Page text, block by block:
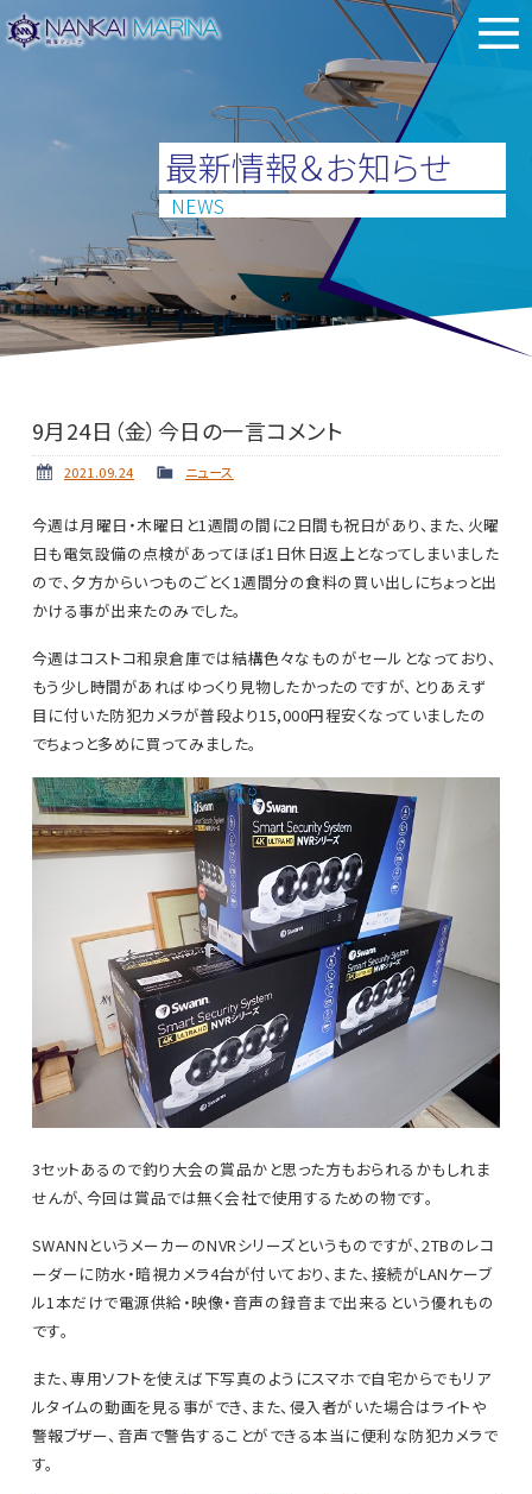
最新情報＆お知らせ
NEWS
9月24日（金）今日の一言コメント
2021.09.24 ニュース
今週は月曜日・木曜日と1週間の間に2日間も祝日があり、また、火曜
日も電気設備の点検があってほぼ1日休日返上となってしまいました
ので、夕方からいつものごとく1週間分の食料の買い出しにちょっと出
かける事が出来たのみでした。
今週はコストコ和泉倉庫では結構色々なものがセールとなっており、
もう少し時間があればゆっくり見物したかったのですが、とりあえず
目に付いた防犯カメラが普段より15,000円程安くなっていましたの
でちょっと多めに買ってみました。
3セットあるので釣り大会の賞品かと思った方もおられるかもしれま
せんが、今回は賞品では無く会社で使用するための物です。
SWANNというメーカーのNVRシリーズというものですが、2TBのレコ
ーダーに防水・暗視カメラ4台が付いており、また、接続がLANケーブ
ル1本だけで電源供給・映像・音声の録音まで出来るという優れもの
です。
また、専用ソフトを使えば下写真のようにスマホで自宅からでもリア
ルタイムの動画を見る事ができ、また、侵入者がいた場合はライトや
警報ブザー、音声で警告することができる本当に便利な防犯カメラで
す。